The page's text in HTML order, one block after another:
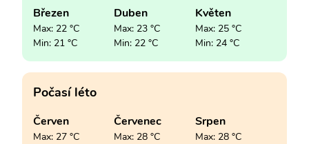
Březen
Max: 22 °C
Min: 21 °C
Duben
Max: 23 °C
Min: 22 °C
Květen
Max: 25 °C
Min: 24 °C
Počasí léto
Červen
Max: 27 °C
Červenec
Max: 28 °C
Srpen
Max: 28 °C